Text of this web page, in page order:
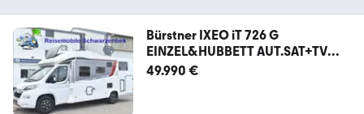
Bürstner IXEO iT 726 G
EINZEL&HUBBETT AUT.SAT+TV
KAM.
49.990 €